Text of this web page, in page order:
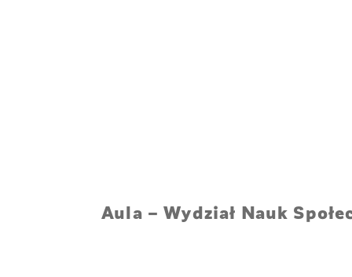
Aula – Wydział Nauk